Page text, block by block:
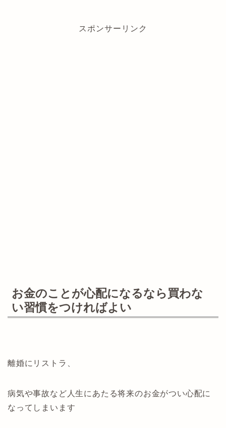
スポンサーリンク
お金のことが心配になるなら買わな
い習慣をつければよい
離婚にリストラ、
病気や事故など人生にあたる将来のお金がつい心配に
なってしまいます